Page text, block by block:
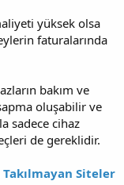
yüksek olsa
faturalarında
bakım ve
oluşabilir ve
sadece cihaz
de gereklidir.
Takılmayan Siteler